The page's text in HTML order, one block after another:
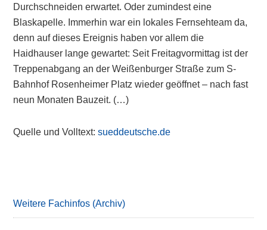
Durchschneiden erwartet. Oder zumindest eine
Blaskapelle. Immerhin war ein lokales Fernsehteam da,
denn auf dieses Ereignis haben vor allem die
Haidhauser lange gewartet: Seit Freitagvormittag ist der
Treppenabgang an der Weißenburger Straße zum S-
Bahnhof Rosenheimer Platz wieder geöffnet – nach fast
neun Monaten Bauzeit. (…)
Quelle und Volltext:sueddeutsche.de
Weitere Fachinfos (Archiv)